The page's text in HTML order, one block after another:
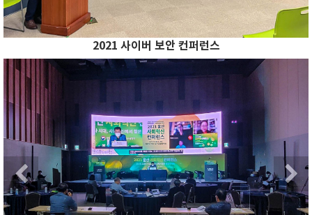
2021 사이버 보안 컨퍼런스
Previous
Previous